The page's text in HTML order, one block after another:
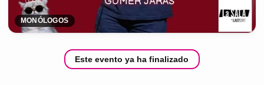
MONÓLOGOS
Este evento ya ha finalizado